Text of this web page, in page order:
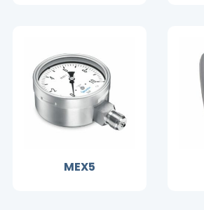
MEX5